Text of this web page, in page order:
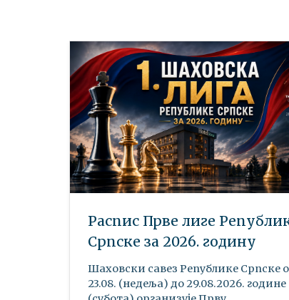
Распис Прве лиге
Српске за 2026. годину
Шаховски савез Републике Српске
23.08. (недеља) до 29.08.2026. године